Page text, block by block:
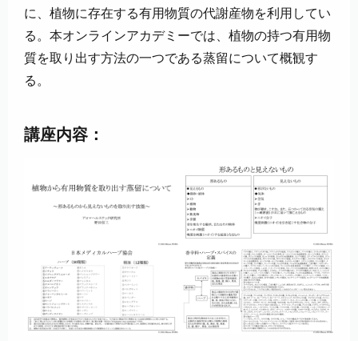
に、植物に存在する有用物質の代謝産物を利用してい
る。本オンラインアカデミーでは、植物の持つ有用物
質を取り出す方法の一つである蒸留について概観す
る。
講座内容：